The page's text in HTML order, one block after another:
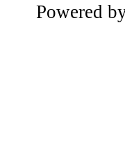
Powered